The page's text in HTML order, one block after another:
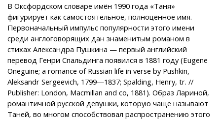
В Оксфордском словаре имён 1990 года «Таня»
фигурирует как самостоятельное, полноценное имя.
Первоначальный импульс популярности этого имени
среди англоговорящих дан знаменитым романом в
стихах Александра Пушкина — первый английский
перевод Генри Спальдинга появился в 1881 году (Eugene
Oneguine; a romance of Russian life in verse by Pushkin,
Aleksandr Sergeevich, 1799—1837; Spalding, Henry, tr. //
Publisher: London, Macmillan and co, 1881). Образ Лариной,
романтичной русской девушки, которую чаще называют
Таней, во многом способствовал распространению этого